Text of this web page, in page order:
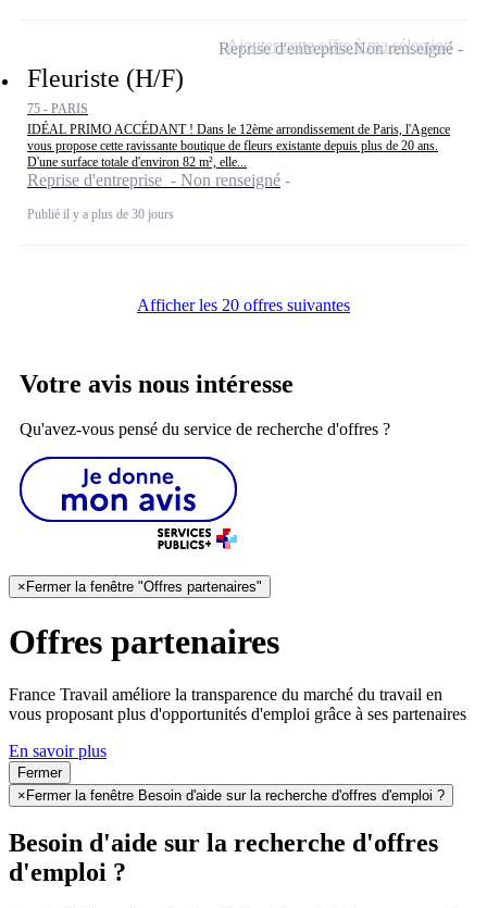
Fleuriste (H/F)
75 - PARIS
IDÉAL PRIMO ACCÉDANT ! Dans le 12ème arrondissement de Paris, l'Agence
vous propose cette ravissante boutique de fleurs existante depuis plus de 20 ans.
D'une surface totale d'environ 82 m², elle...
Reprise d'entreprise - Non renseigné
Publié il y a plus de 30 jours
Reprise d'entrepriseNon renseigné
Ajouter cette offre à ma sélection
Afficher les 20 offres suivantes
Votre avis nous intéresse
Qu'avez-vous pensé du service de recherche d'offres ?
× Fermer la fenêtre "Offres partenaires"
Offres partenaires
France Travail améliore la transparence du marché du travail en
vous proposant plus d'opportunités d'emploi grâce à ses partenaires
En savoir plus
Fermer
× Fermer la fenêtre Besoin d'aide sur la recherche d'offres d'emploi ?
Besoin d'aide sur la recherche d'offres
d'emploi ?